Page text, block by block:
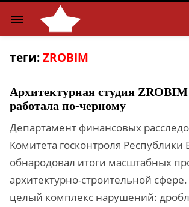
menu
теги: ZROBIM
Архитектурная студия
работала по-черному
Департамент финансовых
Комитета госконтроля Республики
обнародовал итоги масштабных
архитектурно-строительной
целый комплекс нарушений: